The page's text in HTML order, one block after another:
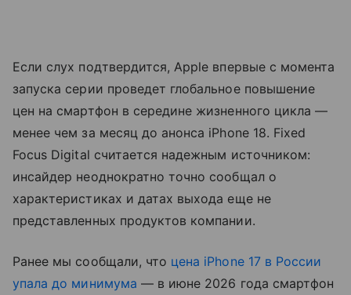
Если слух подтвердится, Apple впервые с момента
запуска серии проведет глобальное повышение
цен на смартфон в середине жизненного цикла —
менее чем за месяц до анонса iPhone 18. Fixed
Focus Digital считается надежным источником:
инсайдер неоднократно точно сообщал о
характеристиках и датах выхода еще не
представленных продуктов компании.
Ранее мы сообщали, что цена iPhone 17 в России
упала до минимума — в июне 2026 года смартфон